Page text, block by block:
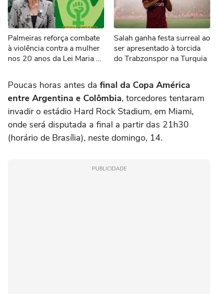
Palmeiras reforça combate
à violência contra a mulher
nos 20 anos da Lei Maria da
Salah ganha festa surreal ao
ser apresentado à torcida
do Trabzonspor na Turquia
Poucas horas antes da final da Copa América
entre Argentina e Colômbia, torcedores tentaram
invadir o estádio Hard Rock Stadium, em Miami,
onde será disputada a final a partir das 21h30
(horário de Brasília), neste domingo, 14.
PUBLICIDADE